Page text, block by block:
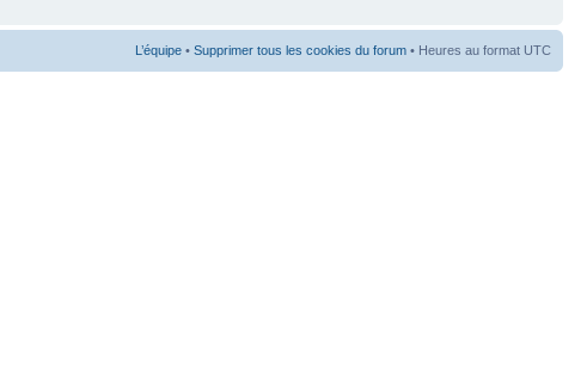
L’équipe • Supprimer tous les cookies du forum • Heures au format UTC